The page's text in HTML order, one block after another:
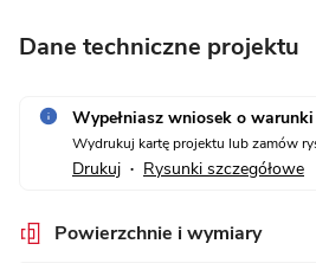
Dane techniczne projektu
Wypełniasz wniosek o
Wydrukuj kartę projektu lub zamów
Drukuj • Rysunki szczegółowe
Powierzchnie i wymiary